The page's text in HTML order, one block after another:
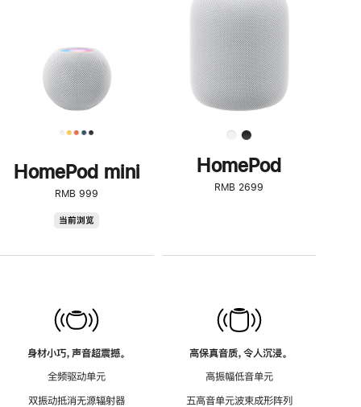
HomePod mini
RMB 999
当前浏览
身材小巧，声音超震撼。
全频驱动单元
双振动抵消无源辐射器
了
解
HomePod<
HomePod
RMB 2699
高保真音质，令人沉浸。
高振幅低音单元
五高音单元波束成形阵列